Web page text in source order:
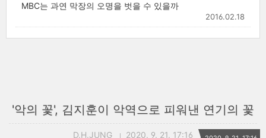
MBC는 과연 막장의 오명을 벗을 수 있을까
2016.02.18
'악의 꽃', 김지훈이 악역으로 피워낸 연기의 꽃
D.H.JUNG 2020. 9. 21. 17:16